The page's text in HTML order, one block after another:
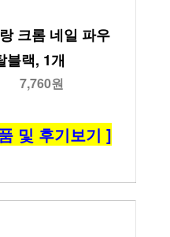
크롬 네일 파우
블랙, 1개
7,760원
및 후기보기 ]